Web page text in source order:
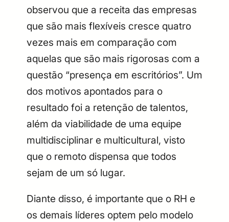
observou que a receita das empresas
que são mais flexíveis cresce quatro
vezes mais em comparação com
aquelas que são mais rigorosas com a
questão “presença em escritórios”. Um
dos motivos apontados para o
resultado foi a retenção de talentos,
além da viabilidade de uma equipe
multidisciplinar e multicultural, visto
que o remoto dispensa que todos
sejam de um só lugar.
Diante disso, é importante que o RH e
os demais líderes optem pelo modelo